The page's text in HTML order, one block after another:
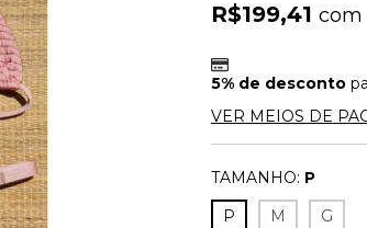
R$199,41com
5% de desconto
VER MEIOS DE
TAMANHO: P
P
M G